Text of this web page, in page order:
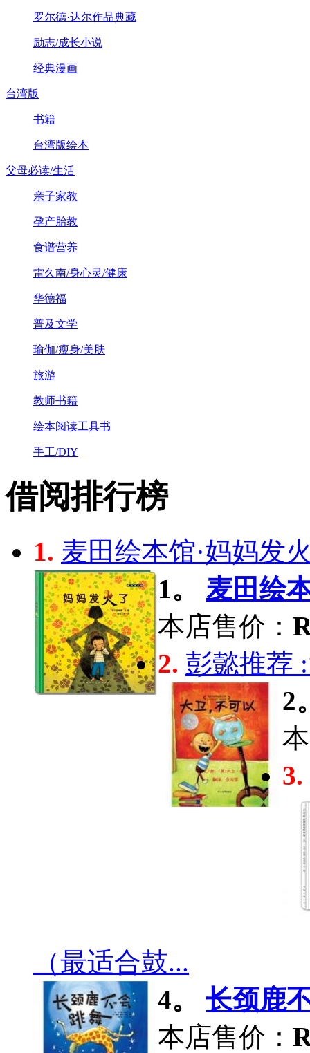
罗尔德·达尔作品典藏
励志/成长小说
经典漫画
台湾版
书籍
台湾版绘本
父母必读/生活
亲子家教
孕产胎教
食谱营养
雷久南/身心灵/健康
华德福
普及文学
瑜伽/瘦身/美肤
旅游
教师书籍
绘本阅读工具书
手工/DIY
借阅排行榜
1. 麦田绘本馆·妈妈发
1。
麦田绘
本店售价：
2. 彭懿推荐
2
3.
（最适合鼓...
4。
长颈鹿
本店售价：